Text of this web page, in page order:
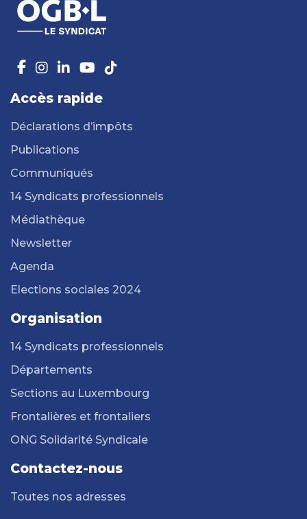
Accès rapide
Déclarations d’impôts
Publications
Communiqués
14 Syndicats professionnels
Médiathèque
Newsletter
Agenda
Elections sociales 2024
Organisation
14 Syndicats professionnels
Départements
Sections au Luxembourg
Frontalières et frontaliers
ONG Solidarité Syndicale
Contactez-nous
Toutes nos adresses